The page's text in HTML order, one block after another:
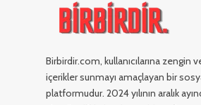
Birbirdir.com, kullanıcılarına zengin
içerikler sunmayı amaçlayan bir
platformudur. 2024 yılının aralık